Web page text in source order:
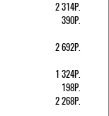
2 314Р.
390Р.
2 692Р.
1 324Р.
198Р.
2 268Р.